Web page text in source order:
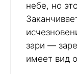
небе, но
зари —
имеет вид